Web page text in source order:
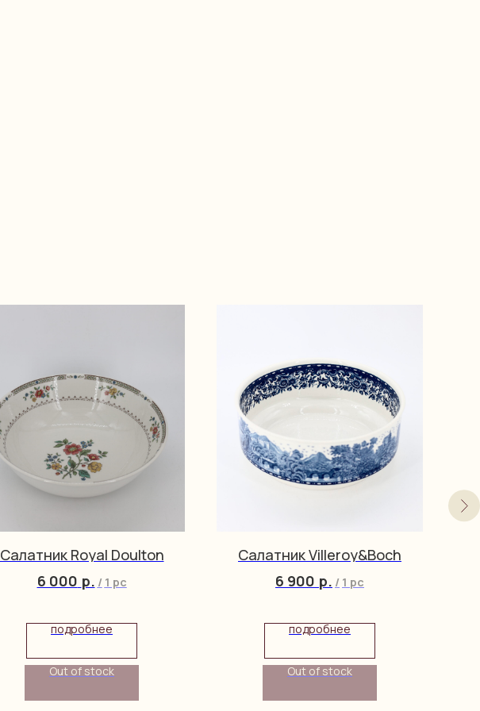
Салатник Royal Doulton
6 000 р. / 1 pc
подробнее
Out of stock
Салатник Villeroy&Boch
6 900 р. / 1 pc
подробнее
Out of stock